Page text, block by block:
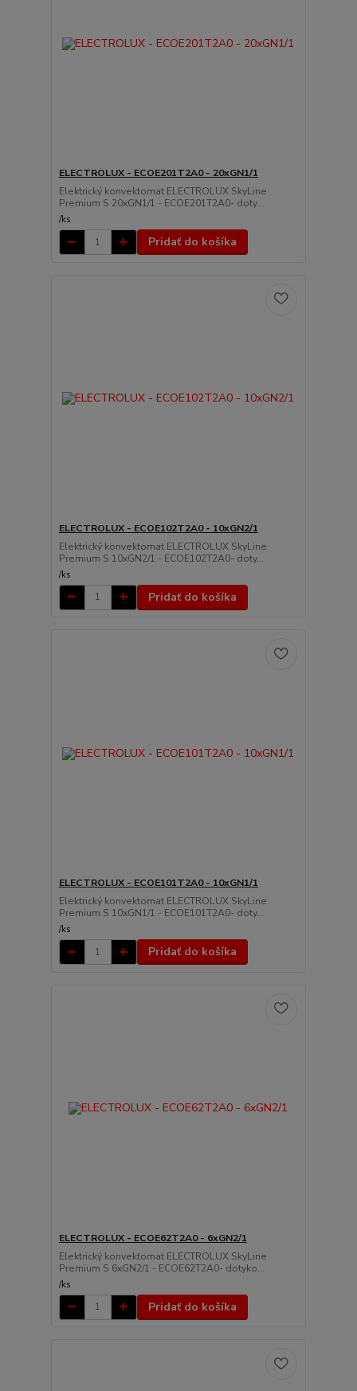
ELECTROLUX - ECOE201T2A0 - 20xGN1/1
Elektrický konvektomat ELECTROLUX SkyLine
Premium S 20xGN1/1 - ECOE201T2A0- doty...
/ks
Pridať do košíka
ELECTROLUX - ECOE102T2A0 - 10xGN2/1
Elektrický konvektomat ELECTROLUX SkyLine
Premium S 10xGN2/1 - ECOE102T2A0- doty...
/ks
Pridať do košíka
ELECTROLUX - ECOE101T2A0 - 10xGN1/1
Elektrický konvektomat ELECTROLUX SkyLine
Premium S 10xGN1/1 - ECOE101T2A0- doty...
/ks
Pridať do košíka
ELECTROLUX - ECOE62T2A0 - 6xGN2/1
Elektrický konvektomat ELECTROLUX SkyLine
Premium S 6xGN2/1 - ECOE62T2A0- dotyko...
/ks
Pridať do košíka